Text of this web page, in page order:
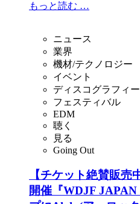
もっと読む …
ニュース
業界
機材/テクノロジー
イベント
ディスコグラフィー
フェスティバル
EDM
聴く
見る
Going Out
【チケット絶賛販売
開催『WDJF